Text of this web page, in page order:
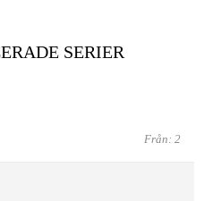
SERIER
Från: 2